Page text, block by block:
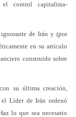
control capitalista-
de Irán y (por
en su artículo
construido sobre
su última creación,
Líder de Irán ordenó
lo que sea necesario